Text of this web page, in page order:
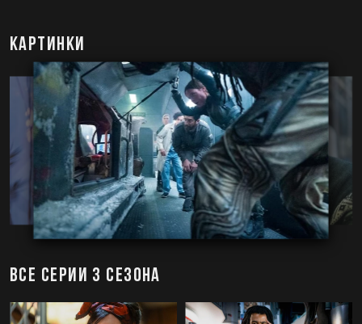
Картинки
Все серии 3 сезона